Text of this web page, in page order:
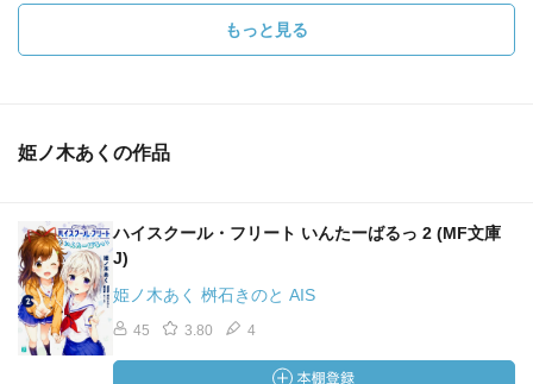
もっと見る
姫ノ木あくの作品
ハイスクール・フリート いんたーばるっ 2 (MF文庫
J)
姫ノ木あく 桝石きのと AIS
45 3.80 4